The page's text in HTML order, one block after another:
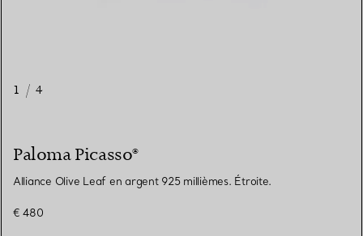
1 / 4
Paloma Picasso®
Alliance Olive Leaf en argent 925 millièmes. Étroite.
€ 480